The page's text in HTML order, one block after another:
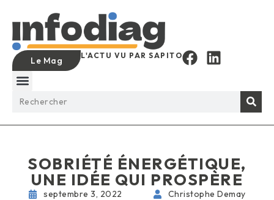
Le Mag L'ACTU VU PAR SAPITO
SOBRIÉTÉ ÉNERGÉTIQUE,
UNE IDÉE QUI PROSPÈRE
septembre 3, 2022
Christophe Demay